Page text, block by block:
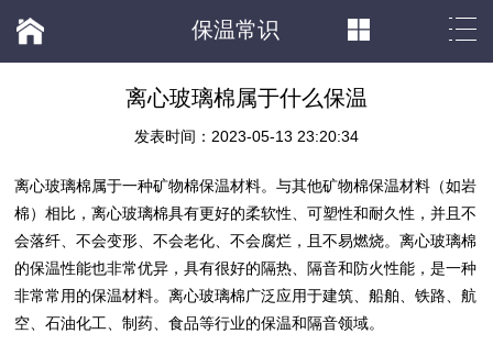
保温常识
离心玻璃棉属于什么保温
发表时间：2023-05-13 23:20:34
离心玻璃棉属于一种矿物棉保温材料。与其他矿物棉保温材料 （如岩
棉）相比，离心玻璃棉具有更好的柔软性、可塑性和耐久性，并且不
会落纤、不会变形、不会老化、不会腐烂，且不易燃烧。离心玻璃棉
的保温性能也非常优异，具有很好的隔热、隔音和防火性能，是一种
非常常用的保温材料。离心玻璃棉广泛应用于建筑、船舶、铁路、航
空、石油化工、制药、食品等行业的保温和隔音领域。